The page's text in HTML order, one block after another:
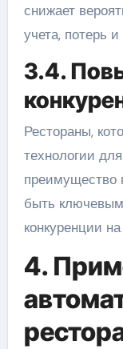
снижает
учета, потерь
3.4.
Рестораны,
технологии
преимущество
быть
конкуренции
4.